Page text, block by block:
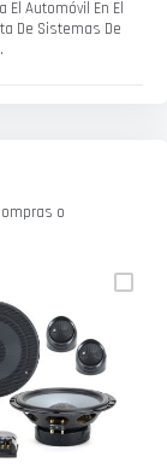
Automóvil En El
De Sistemas De
o